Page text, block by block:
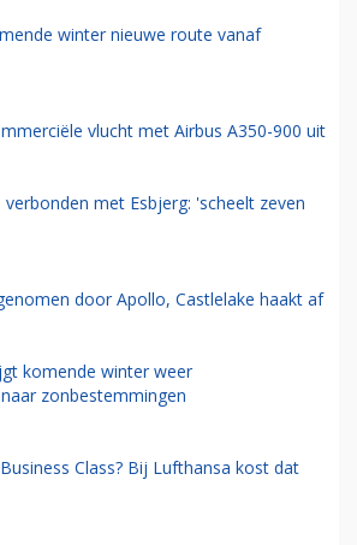
winter nieuwe route vanaf
vlucht met Airbus A350-900 uit
met Esbjerg: 'scheelt zeven
door Apollo, Castlelake haakt af
komende winter weer
zonbestemmingen
Class? Bij Lufthansa kost dat